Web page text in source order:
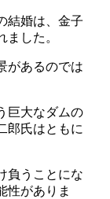
結婚は、金子
した。
があるのでは
巨大なダムの
郎氏はともに
負うことにな
性がありま